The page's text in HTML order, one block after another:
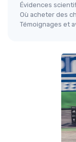
Évidences
Où acheter des
Témoignages et